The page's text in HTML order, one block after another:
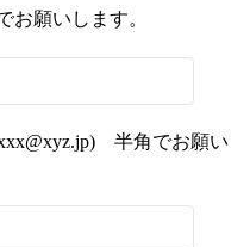
願いします。
半角でお願い